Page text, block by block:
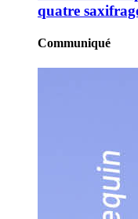
quatre
Communiqué